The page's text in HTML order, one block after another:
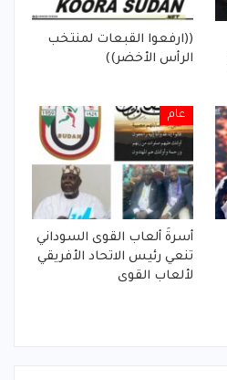
((ارفعوا القبعات لمنتخب
الرأس الأخضر))
عام
أسرةَ ألعاب القوى السوداني
تنعي رئيس الاتحاد الأفريقي
لألعاب القوى